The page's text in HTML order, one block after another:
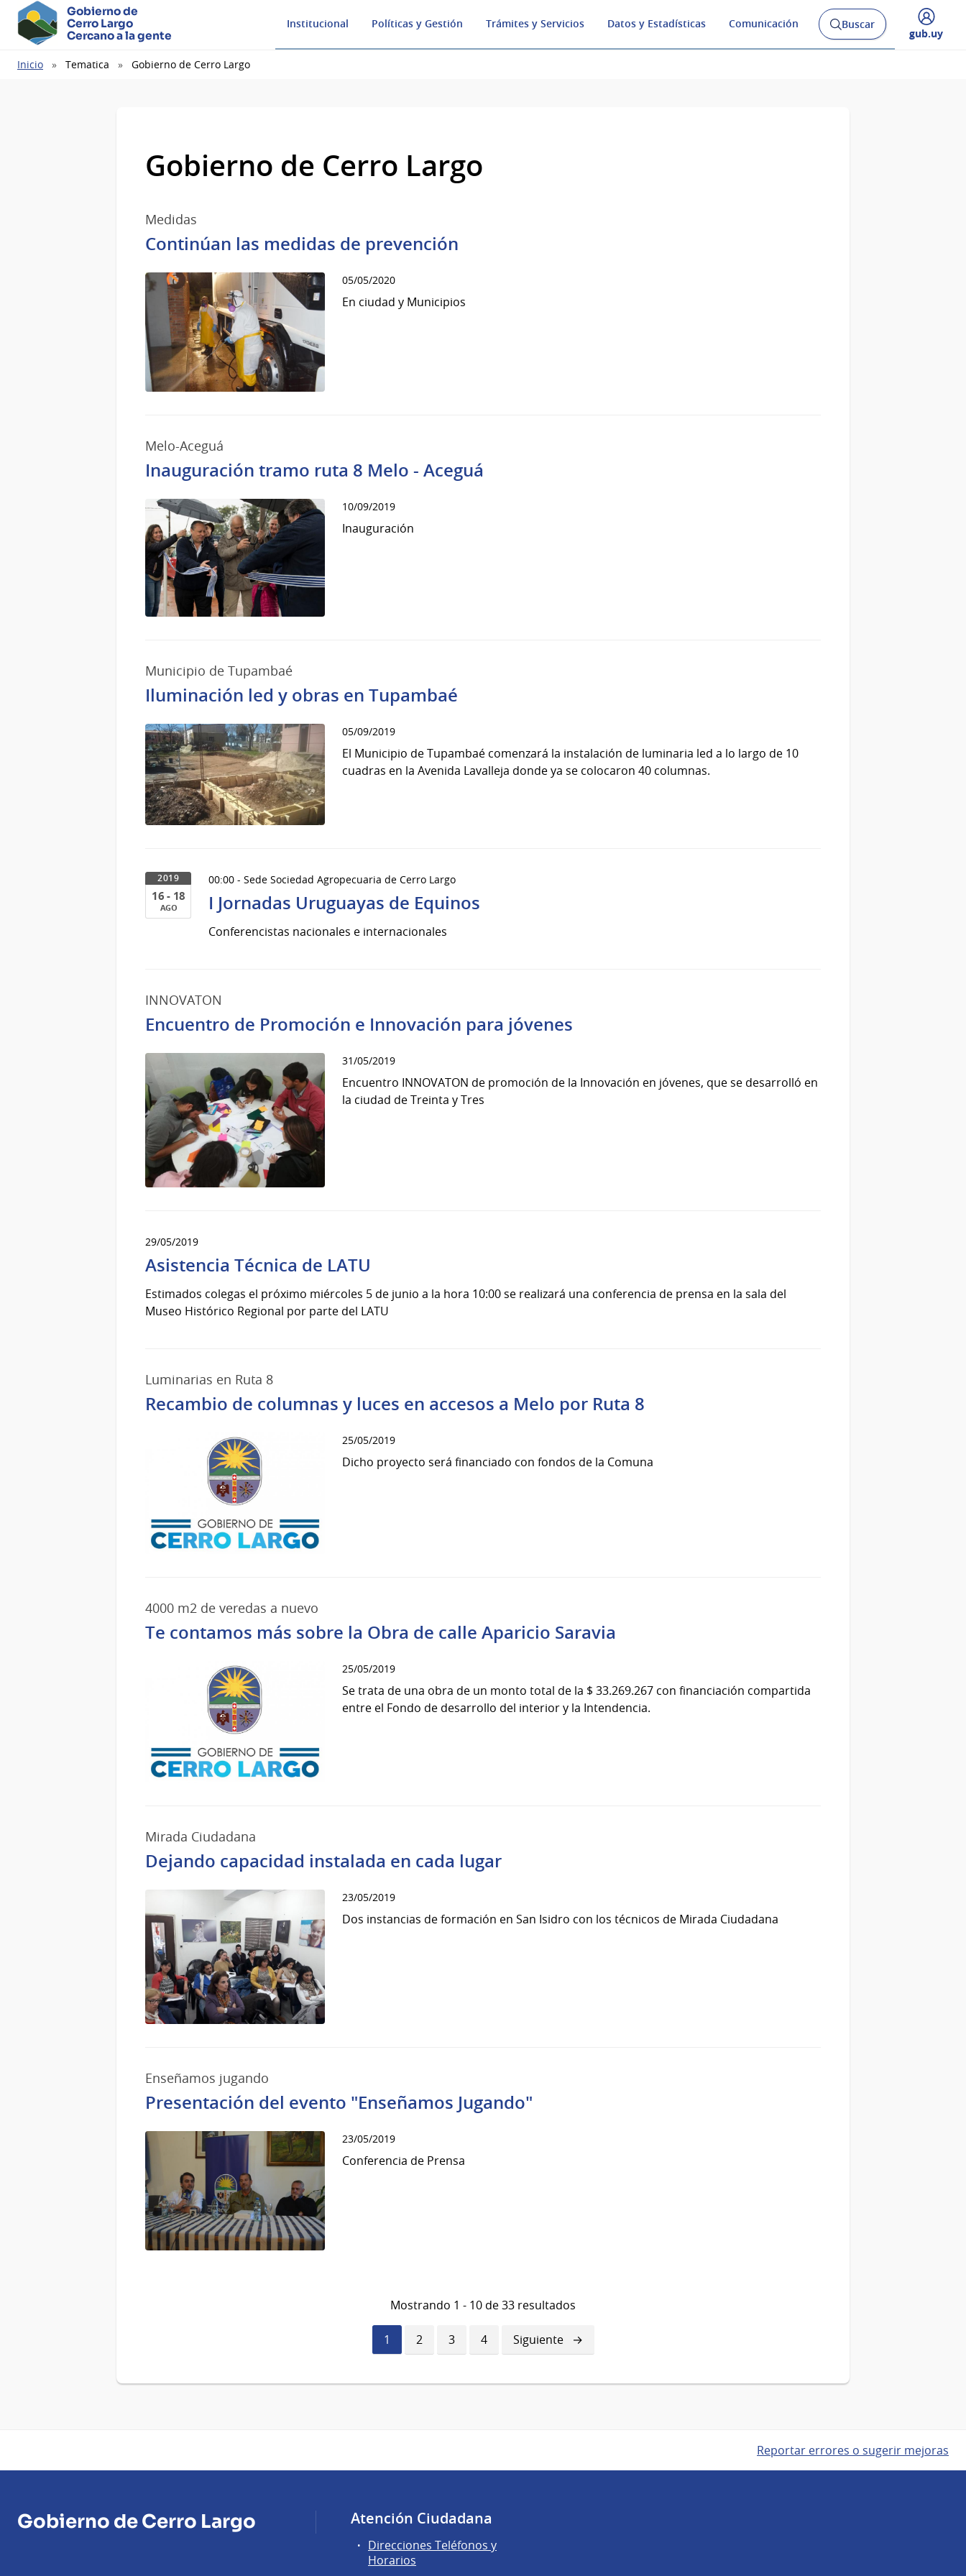
Gobierno de
Cerro Largo
Cercano a la gente
Institucional Políticas y Gestión Trámites y Servicios Datos y Estadísticas Comunicación
Abrir
buscador
Buscar
Desplegar
gub.uy
Ruta
Inicio Tematica Gobierno de Cerro Largo
Gobierno de Cerro Largo
Medidas
Continúan las medidas de prevención
05/05/2020
En ciudad y Municipios
Melo-Aceguá
Inauguración tramo ruta 8 Melo - Aceguá
10/09/2019
Inauguración
Municipio de Tupambaé
Iluminación led y obras en Tupambaé
05/09/2019
El Municipio de Tupambaé comenzará la instalación de luminaria led a lo largo de 10
cuadras en la Avenida Lavalleja donde ya se colocaron 40 columnas.
2019
16 - 18
AGO
Ago
2019
00:00 - Sede Sociedad Agropecuaria de Cerro Largo
I Jornadas Uruguayas de Equinos
Conferencistas nacionales e internacionales
INNOVATON
Encuentro de Promoción e Innovación para jóvenes
31/05/2019
Encuentro INNOVATON de promoción de la Innovación en jóvenes, que se desarrolló en
la ciudad de Treinta y Tres
29/05/2019
Asistencia Técnica de LATU
Estimados colegas el próximo miércoles 5 de junio a la hora 10:00 se realizará una conferencia de prensa en la sala del
Museo Histórico Regional por parte del LATU
Luminarias en Ruta 8
Recambio de columnas y luces en accesos a Melo por Ruta 8
25/05/2019
Dicho proyecto será financiado con fondos de la Comuna
4000 m2 de veredas a nuevo
Te contamos más sobre la Obra de calle Aparicio Saravia
25/05/2019
Se trata de una obra de un monto total de la $ 33.269.267 con financiación compartida
entre el Fondo de desarrollo del interior y la Intendencia.
Mirada Ciudadana
Dejando capacidad instalada en cada lugar
23/05/2019
Dos instancias de formación en San Isidro con los técnicos de Mirada Ciudadana
Enseñamos jugando
Presentación del evento "Enseñamos Jugando"
23/05/2019
Conferencia de Prensa
Mostrando 1 - 10 de 33 resultados
Página
actual
1 Página
2 Página
3 Página
4
Siguiente
página
Siguiente
Reportar errores o sugerir mejoras
Gobierno de Cerro Largo Atención Ciudadana
Direcciones Teléfonos y
Horarios